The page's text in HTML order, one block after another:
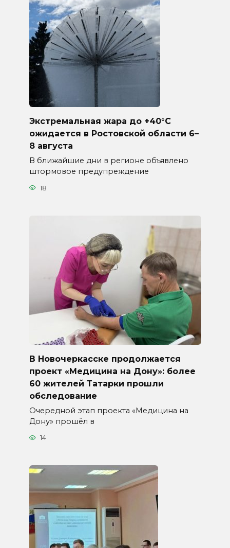
Экстремальная жара до +40°C
ожидается в Ростовской области 6–
8 августа
В ближайшие дни в регионе объявлено
штормовое предупреждение
18
В Новочеркасске продолжается
проект «Медицина на Дону»: более
60 жителей Татарки прошли
обследование
Очередной этап проекта «Медицина на
Дону» прошёл в
14